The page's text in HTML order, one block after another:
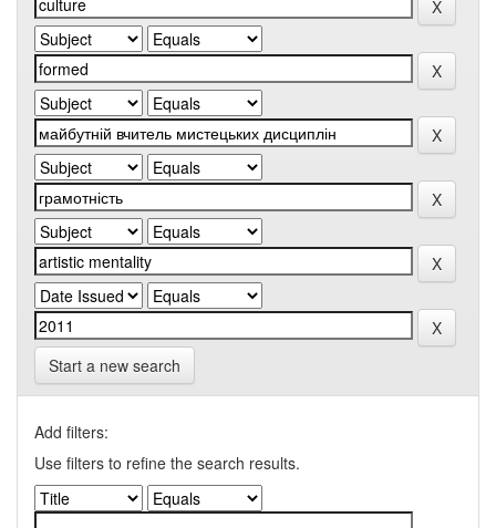
Start a new search
Add filters:
Use filters to refine the search results.